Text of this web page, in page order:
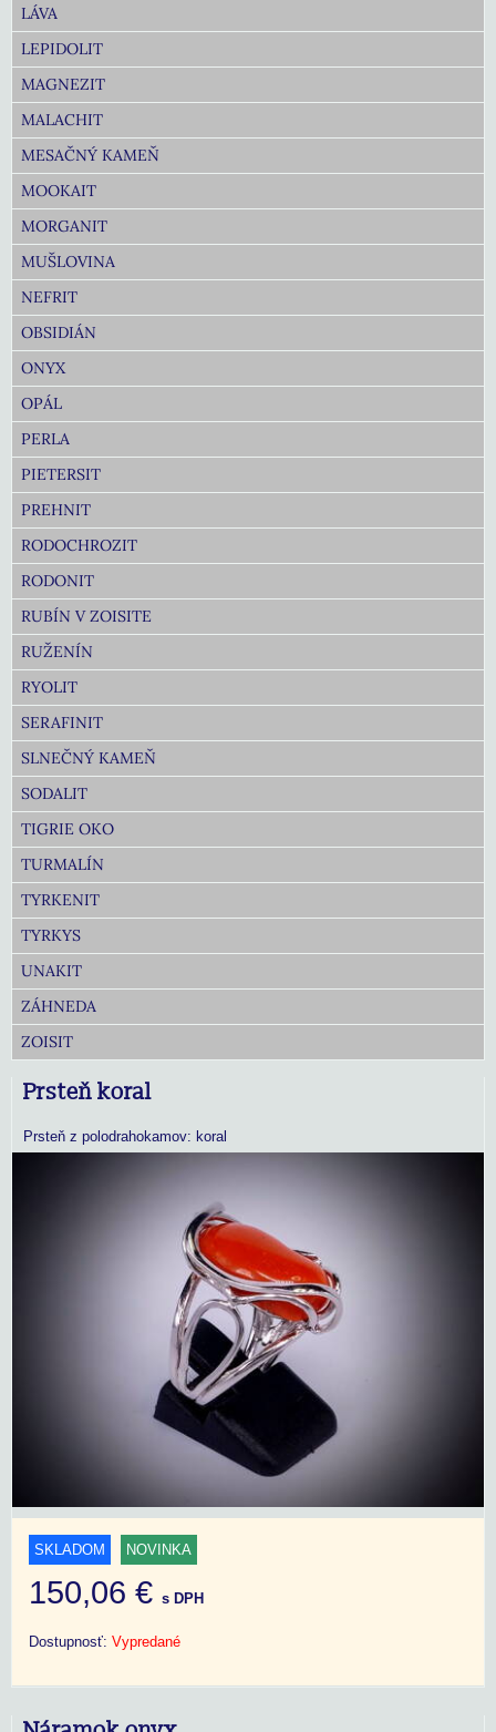
LÁVA
LEPIDOLIT
MAGNEZIT
MALACHIT
MESAČNÝ KAMEŇ
MOOKAIT
MORGANIT
MUŠLOVINA
NEFRIT
OBSIDIÁN
ONYX
OPÁL
PERLA
PIETERSIT
PREHNIT
RODOCHROZIT
RODONIT
RUBÍN V ZOISITE
RUŽENÍN
RYOLIT
SERAFINIT
SLNEČNÝ KAMEŇ
SODALIT
TIGRIE OKO
TURMALÍN
TYRKENIT
TYRKYS
UNAKIT
ZÁHNEDA
ZOISIT
Prsteň koral
Prsteň z polodrahokamov: koral
SKLADOM NOVINKA
150,06 € s DPH
Dostupnosť: Vypredané